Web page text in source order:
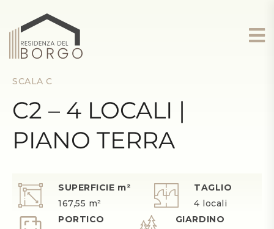
SCALA C
C2 – 4 LOCALI |
PIANO TERRA
SUPERFICIE m²
167,55 m²
TAGLIO
4 locali
PORTICO
GIARDINO